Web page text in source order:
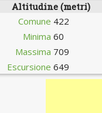
Altitudine (metri)
Comune 422
Minima 60
Massima 709
Escursione 649